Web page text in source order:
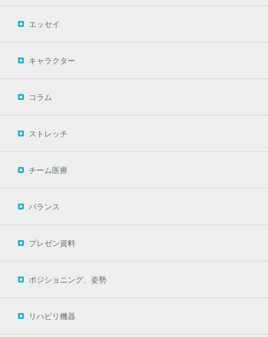
エッセイ
キャラクター
コラム
ストレッチ
チーム医療
バランス
プレゼン資料
ポジショニング、姿勢
リハビリ機器